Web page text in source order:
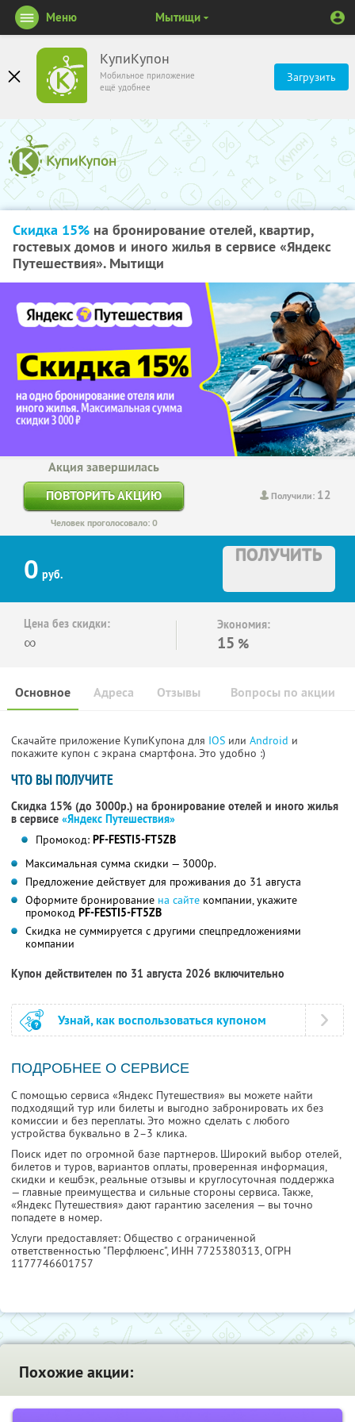
КупиКупон
Мобильное приложение
ещё удобнее
Загрузить
Меню Мытищи
Скидка 15% на бронирование отелей, квартир,
гостевых домов и иного жилья в сервисе «Яндекс
Путешествия». Мытищи
Получили: 12
Акция завершилась
ПОВТОРИТЬ АКЦИЮ
Человек проголосовало: 0
0 руб.
ПОЛУЧИТЬ
Цена без скидки:
∞
Экономия:
15 %
Основное Отзывы Вопросы по акции
Адреса
Скачайте приложение КупиКупона для IOS или Android и
покажите купон с экрана смартфона. Это удобно :)
ЧТО ВЫ ПОЛУЧИТЕ
Скидка 15% (до 3000р.) на бронирование отелей и иного жилья
в сервисе «Яндекс Путешествия»
Промокод: PF-FESTI5-FT5ZB
Максимальная сумма скидки — 3000р.
Предложение действует для проживания до 31 августа
Оформите бронирование на сайте компании, укажите
промокод PF-FESTI5-FT5ZB
Скидка не суммируется с другими спецпредложениями
компании
Купон действителен по 31 августа 2026 включительно
Узнай, как воспользоваться купоном
ПОДРОБНЕЕ О СЕРВИСЕ
С помощью сервиса «Яндекс Путешествия» вы можете найти
подходящий тур или билеты и выгодно забронировать их без
комиссии и без переплаты. Это можно сделать с любого
устройства буквально в 2–3 клика.
Поиск идет по огромной базе партнеров. Широкий выбор отелей,
билетов и туров, вариантов оплаты, проверенная информация,
скидки и кешбэк, реальные отзывы и круглосуточная поддержка
— главные преимущества и сильные стороны сервиса. Также,
«Яндекс Путешествия» дают гарантию заселения — вы точно
попадете в номер.
Услуги предоставляет: Общество с ограниченной
ответственностью "Перфлюенс", ИНН 7725380313, ОГРН
1177746601757
Похожие акции: